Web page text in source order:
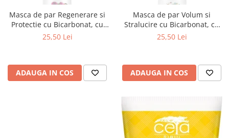
Masca de par Regenerare si
Protectie cu Bicarbonat, cu
pompita, 200 ml
25,50 Lei
ADAUGA IN COS
Masca de par Volum si
Stralucire cu Bicarbonat, cu
Pompita, 200 ml
25,50 Lei
ADAUGA IN COS